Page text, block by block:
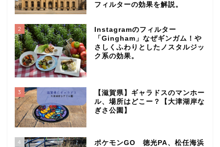
フィルターの効果を解説。
2
Instagramのフィルター
「Gingham」なぜギンガム！や
さしくふわりとしたノスタルジッ
ク系の効果。
3
【滋賀県】ギャラドスのマンホー
ル、場所はどこー？【大津湖岸な
ぎさ公園】
4
ポケモンGO 徳光PA、松任海浜